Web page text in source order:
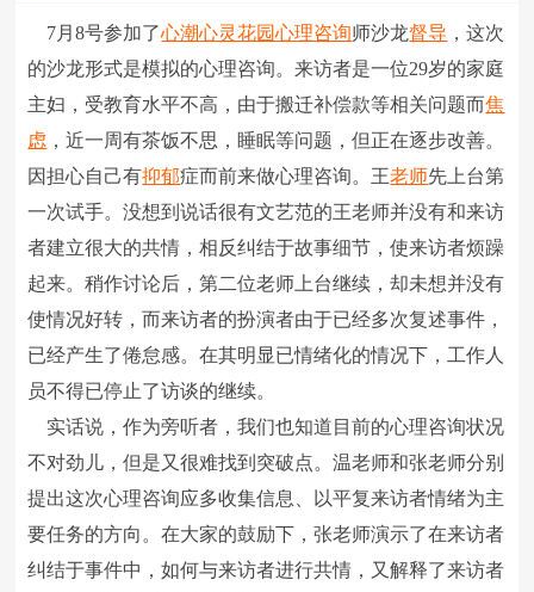
字体：大 中 小
7月8号参加了心潮心灵花园心理咨询师沙龙督导 ，这次
的沙龙形式是模拟的心理咨询。来访者是一位29岁的家庭
主妇，受教育水平不高，由于搬迁补偿款等相关问题而焦
虑 ，近一周有茶饭不思，睡眠等问题，但正在逐步改善。
因担心自己有抑郁症而前来做心理咨询。王老师先上台第
一次试手。没想到说话很有文艺范的王老师并没有和来访
者建立很大的共情，相反纠结于故事细节，使来访者烦躁
起来。稍作讨论后，第二位老师上台继续，却未想并没有
使情况好转，而来访者的扮演者由于已经多次复述事件，
已经产生了倦怠感。在其明显已情绪化的情况下，工作人
员不得已停止了访谈的继续。
实话说，作为旁听者，我们也知道目前的心理咨询状况
不对劲儿，但是又很难找到突破点。温老师和张老师分别
提出这次心理咨询应多收集信息、以平复来访者情绪为主
要任务的方向。在大家的鼓励下，张老师演示了在来访者
纠结于事件中，如何与来访者进行共情，又解释了来访者